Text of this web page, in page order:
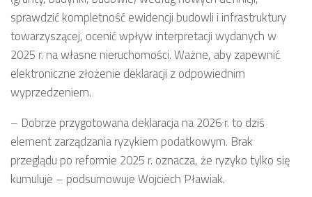
sprawdzić kompletność ewidencji budowli i infrastruktury
towarzyszącej, ocenić wpływ interpretacji wydanych w
2025 r. na własne nieruchomości. Ważne, aby zapewnić
elektroniczne złożenie deklaracji z odpowiednim
wyprzedzeniem.
– Dobrze przygotowana deklaracja na 2026 r. to dziś
element zarządzania ryzykiem podatkowym. Brak
przeglądu po reformie 2025 r. oznacza, że ryzyko tylko się
kumuluje – podsumowuje Wojciech Pławiak.